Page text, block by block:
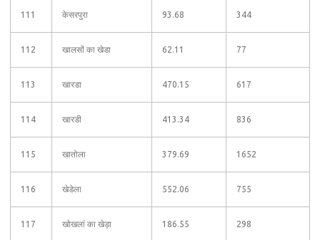
111 केसरपुरा 93.68 344
112 खालसों का खेडा 62.11 77
113 खारडा 470.15 617
114 खारडी 413.34 836
115 खातोला 379.69 1652
116 खेडेला 552.06 755
117 खोखलां का खेड़ा 186.55 298